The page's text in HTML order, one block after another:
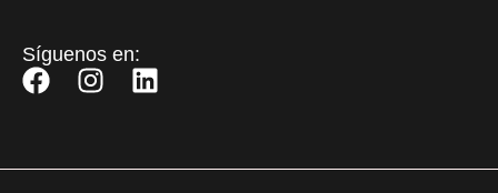
Síguenos en:
F
e
I
t
L
k